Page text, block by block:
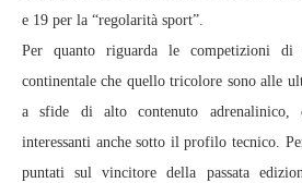
e 19 per la “regolarità sport”.
Per quanto riguarda le competizioni
continentale che quello tricolore sono alle
a sfide di alto contenuto adrenalinico,
interessanti anche sotto il profilo tecnico.
puntati sul vincitore della passata